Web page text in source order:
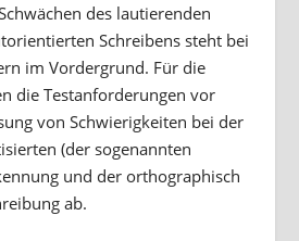
des lautierenden
Schreibens steht bei
im Vordergrund. Für die
die Testanforderungen vor
von Schwierigkeiten bei der
(der sogenannten
und der orthographisch
ab.